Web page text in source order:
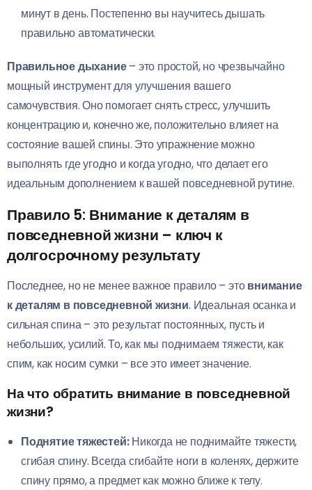
минут в день. Постепенно вы научитесь дышать
правильно автоматически.
Правильное дыхание– это простой, но чрезвычайно
мощный инструмент для улучшения вашего
самочувствия. Оно помогает снять стресс, улучшить
концентрацию и, конечно же, положительно влияет на
состояние вашей спины. Это упражнение можно
выполнять где угодно и когда угодно, что делает его
идеальным дополнением к вашей повседневной рутине.
Правило 5: Внимание к деталям в
повседневной жизни – ключ к
долгосрочному результату
Последнее, но не менее важное правило – этовнимание
к деталям в повседневной жизни. Идеальная осанка и
сильная спина – это результат постоянных, пусть и
небольших, усилий. То, как мы поднимаем тяжести, как
спим, как носим сумки – все это имеет значение.
На что обратить внимание в повседневной
жизни?
Поднятие тяжестей:Никогда не поднимайте тяжести,
сгибая спину. Всегда сгибайте ноги в коленях, держите
спину прямо, а предмет как можно ближе к телу.